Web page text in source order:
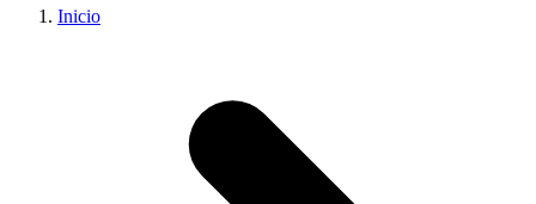
Inicio